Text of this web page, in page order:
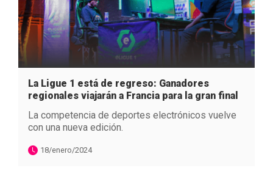
La Ligue 1 está de regreso: Ganadores
regionales viajarán a Francia para la gran final
La competencia de deportes electrónicos vuelve
con una nueva edición.
18/enero/2024